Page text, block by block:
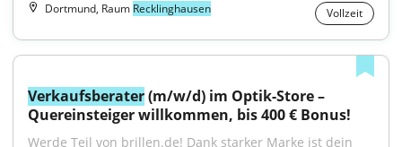
Dortmund, Raum Recklinghausen Vollzeit
Verkaufsberater (m/w/d) im Optik-Store –
Quereinsteiger willkommen, bis 400 € Bonus!
Werde Teil von brillen.de! Dank starker Marke ist dein